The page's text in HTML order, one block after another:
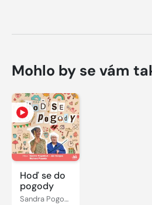
Mohlo by se vám
Hoď se do
pogody
Sandra Pogodová, Richard Pogoda